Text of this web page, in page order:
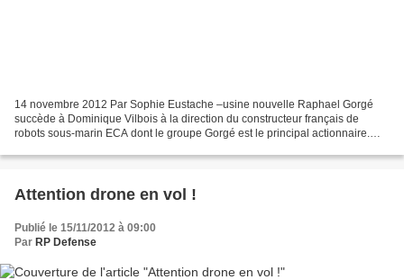
14 novembre 2012 Par Sophie Eustache –usine nouvelle Raphael Gorgé
succède à Dominique Vilbois à la direction du constructeur français de
robots sous-marin ECA dont le groupe Gorgé est le principal actionnaire.
Attention drone en vol !
Publié le 15/11/2012 à 09:00
Par RP Defense